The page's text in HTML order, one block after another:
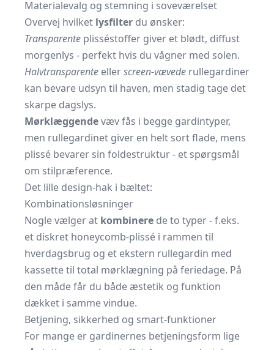
Materialevalg og stemning i soveværelset
Overvej hvilket lysfilter du ønsker:
Transparente plisséstoffer giver et blødt, diffust
morgenlys - perfekt hvis du vågner med solen.
Halvtransparente ellerscreen-vævede rullegardiner
kan bevare udsyn til haven, men stadig tage det
skarpe dagslys.
Mørklæggendevæv fås i begge gardintyper,
men rullegardinet giver en helt sort flade, mens
plissé bevarer sin foldestruktur - et spørgsmål
om stilpræference.
Det lille design-hak i bæltet:
Kombinationsløsninger
Nogle vælger at kombinere de to typer - f.eks.
et diskret honeycomb-plissé i rammen til
hverdagsbrug og et ekstern rullegardin med
kassette til total mørklægning på feriedage. På
den måde får du både æstetik og funktion
dækket i samme vindue.
Betjening, sikkerhed og smart-funktioner
For mange er gardinernes betjenings­form lige